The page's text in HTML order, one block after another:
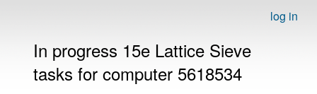
log in
In progress 15e Lattice Sieve
tasks for computer 5618534